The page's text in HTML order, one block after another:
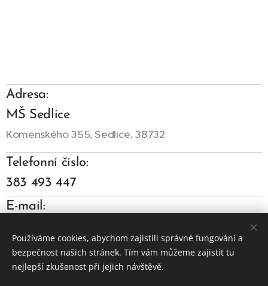
Adresa:
MŠ Sedlice
Komenského 355, Sedlice, 38732
Telefonní číslo:
383 493 447
E-mail:
Používáme cookies, abychom zajistili správné fungování a
bezpečnost našich stránek. Tím vám můžeme zajistit tu
nejlepší zkušenost při jejich návštěvě.